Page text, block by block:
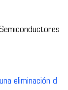
eliminación d